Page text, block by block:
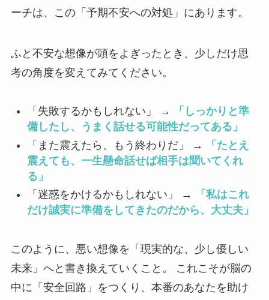
ーチは、この「予期不安への対処」にあります。
ふと不安な想像が頭をよぎったとき、少しだけ思
考の角度を変えてみてください。
「失敗するかもしれない」 →
「しっかりと準
備したし、うまく話せる可能性だってある」
「また震えたら、もう終わりだ」 →
「たとえ
震えても、一生懸命話せば相手は聞いてくれ
る」
「迷惑をかけるかもしれない」 →
「私はこれ
だけ誠実に準備をしてきたのだから、大丈夫」
このように、悪い想像を「現実的な、少し優しい
未来」へと書き換えていくこと。 これこそが脳の
中に「安全回路」をつくり、本番のあなたを助け